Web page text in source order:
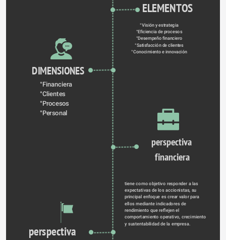
ELEMENTOS
°Visión y estrategia
°Eficiencia de procesos
°Desempeño financiero
°Satisfacción de clientes
°Conocimiento e innovación
DIMENSIONES
°Financiera
°Clientes
°Procesos
°Personal
perspectiva
financiera
tiene como objetivo responder a las
expectativas de los accionistas, su
principal enfoque es crear valor para
ellos mediante indicadores de
rendimiento que reflejen el
comportamiento operativo, crecimiento
y sustentabilidad de la empresa.
perspectiva